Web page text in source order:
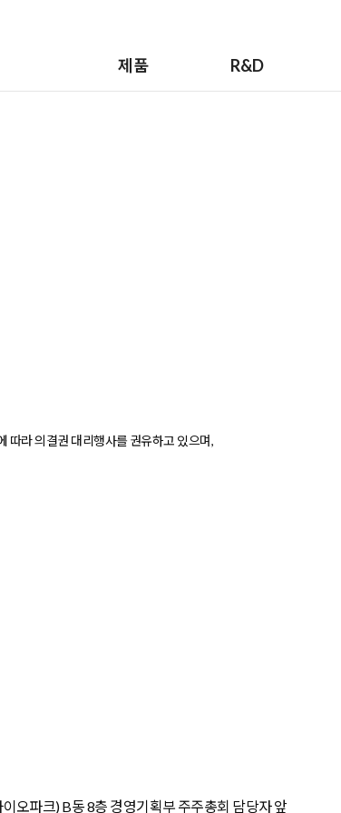
제품 R&D
따라 의결권 대리행사를 권유하고 있으며,
오파크)B동8층 경영기획부 주주총회 담당자 앞